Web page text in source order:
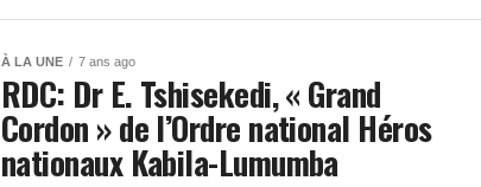
À LA UNE 7 ans ago
RDC: Dr E. Tshisekedi, « Grand
Cordon » de l’Ordre national Héros
nationaux Kabila-Lumumba